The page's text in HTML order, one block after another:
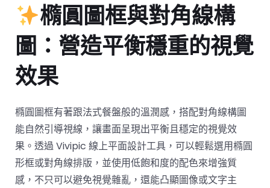
橢圓圖框與對角線構
圖：營造平衡穩重的視覺
效果
橢圓圖框有著跟法式餐盤般的溫潤感，搭配對角線構圖
能自然引導視線，讓畫面呈現出平衡且穩定的視覺效
果。透過 Vivipic 線上平面設計工具，可以輕鬆選用橢圓
形框或對角線排版，並使用低飽和度的配色來增強質
感，不只可以避免視覺雜亂，還能凸顯圖像或文字主